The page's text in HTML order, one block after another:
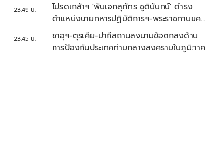
23:49 น.
โปรดเกล้าฯ 'พันเอกสุภัทร ชูตินันทน์' ดำรง
ตำแหน่งนายทหารปฏิบัติการฯ-พระราชทานยศ
'พลตรี'
23:45 น.
ซาอุฯ-ตุรเคีย-ปากีสถานลงนามข้อตกลงด้าน
การป้องกันประเทศท่ามกลางสงครามในภูมิภาค